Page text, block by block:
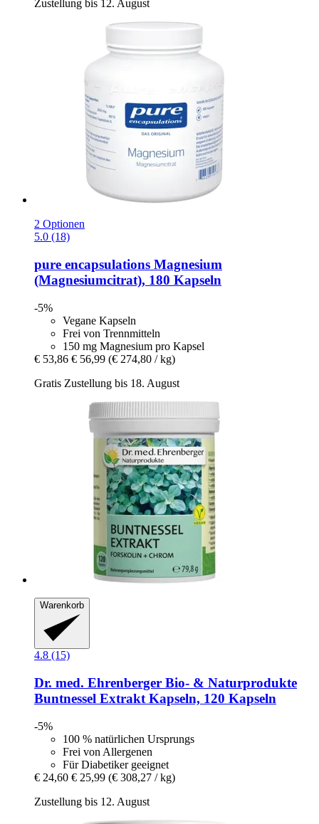
Zustellung bis 12. August
2 Optionen
5.0 (18)
pure encapsulations Magnesium
(Magnesiumcitrat), 180 Kapseln
-5%
Vegane Kapseln
Frei von Trennmitteln
150 mg Magnesium pro Kapsel
€ 53,86 € 56,99 (€ 274,80 / kg)
Gratis Zustellung bis 18. August
Warenkorb
4.8 (15)
Dr. med. Ehrenberger Bio- & Naturprodukte
Buntnessel Extrakt Kapseln, 120 Kapseln
-5%
100 % natürlichen Ursprungs
Frei von Allergenen
Für Diabetiker geeignet
€ 24,60 € 25,99 (€ 308,27 / kg)
Zustellung bis 12. August